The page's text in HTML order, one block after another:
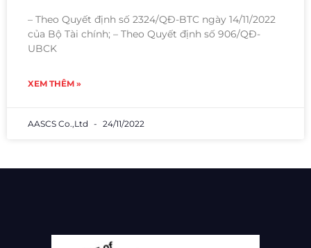
– Theo Quyết định số 2324/QĐ-BTC ngày 14/11/2022
của Bộ Tài chính; – Theo Quyết định số 906/QĐ-
UBCK
XEM THÊM »
AASCS Co.,Ltd 24/11/2022